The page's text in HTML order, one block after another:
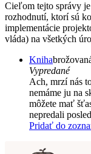
Cieľom tejto správy
rozhodnutí, ktorí sú
implementácie
vláda) na všetkých
Kniha
Vypredané
Ach, mrzí nás
nemáme ju na
môžete mať
nepredali
Pridať do